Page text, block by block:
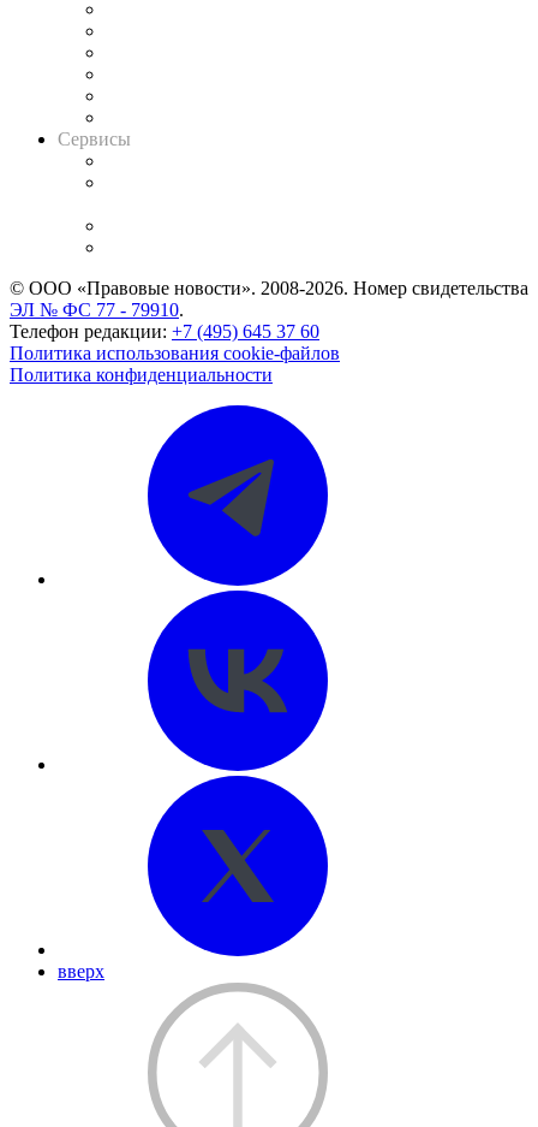
Сервисы
© ООО «Правовые новости». 2008-2026. Номер свидетельства
ЭЛ № ФС 77 - 79910.
Телефон редакции: +7 (495) 645 37 60
Политика использования cookie-файлов
Политика конфиденциальности
вверх